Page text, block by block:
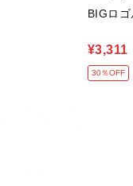
BIGロ
¥3,311
30％OFF